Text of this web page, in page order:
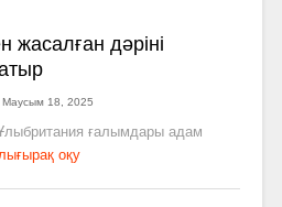
жасалған дәріні
Маусым 18, 2025
ғалымдары адам
оқу